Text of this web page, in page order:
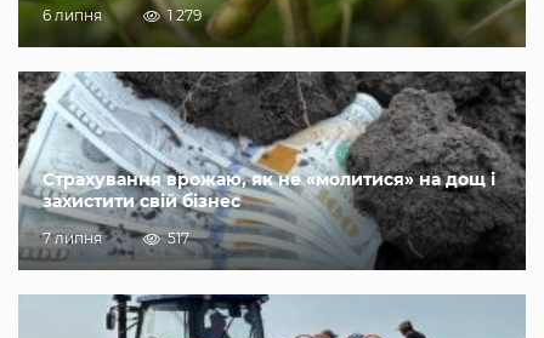
6 липня 1 279
Страхування врожаю, як не «молитися» на дощ і
захистити свій бізнес
7 липня 517